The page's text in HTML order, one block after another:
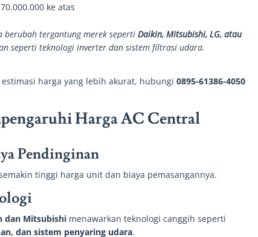
ke atas
berubah tergantung merek seperti Daikin, Mitsubishi, LG, atau
seperti teknologi inverter dan sistem filtrasi udara.
harga yang lebih akurat, hubungi 0895-61386-4050
Harga AC Central
Pendinginan
tinggi harga unit dan biaya pemasangannya.
dan Mitsubishi menawarkan teknologi canggih seperti
dan sistem penyaring udara.